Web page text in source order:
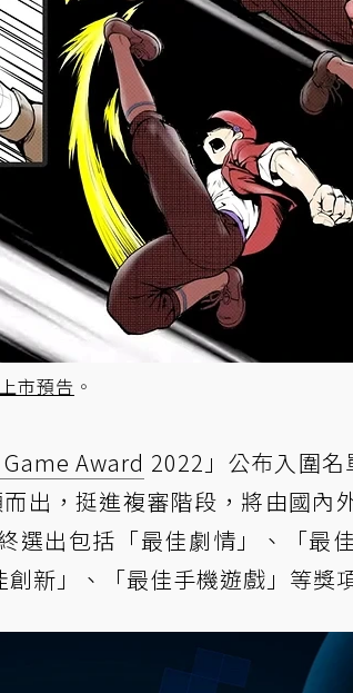
市預告 。
Award 2022」公布入圍
出，挺進複審階段，將由國內
選出包括「最佳劇情」、「最
新」、「最佳手機遊戲」等獎